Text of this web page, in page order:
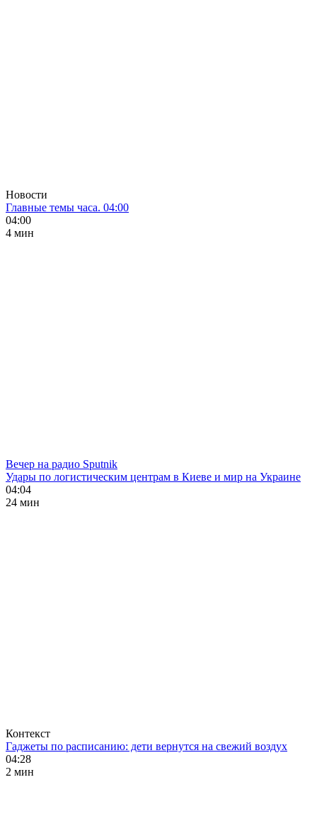
Новости
Главные темы часа. 04:00
04:00
4 мин
Вечер на радио Sputnik
Удары по логистическим центрам в Киеве и мир на Украине
04:04
24 мин
Контекст
Гаджеты по расписанию: дети вернутся на свежий воздух
04:28
2 мин